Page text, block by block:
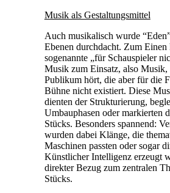
Musik als Gestaltungsmittel
Auch musikalisch wurde
Ebenen durchdacht. Zum Einen
sogenannte „für Schauspieler
Musik zum Einsatz, also Musik,
Publikum hört, die aber für die
Bühne nicht existiert. Diese
dienten der Strukturierung,
Umbauphasen oder markierten
Stücks. Besonders spannend:
wurden dabei Klänge, die
Maschinen passten oder sogar
Künstlicher Intelligenz erzeugt
direkter Bezug zum zentralen
Stücks.